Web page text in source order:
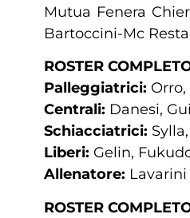
Mutua Fenera
Bartoccini-Mc
ROSTER
Palleggiatrici:
Centrali: Danesi,
Schiacciatrici:
Liberi: Gelin,
Allenatore: Lavarini
ROSTER